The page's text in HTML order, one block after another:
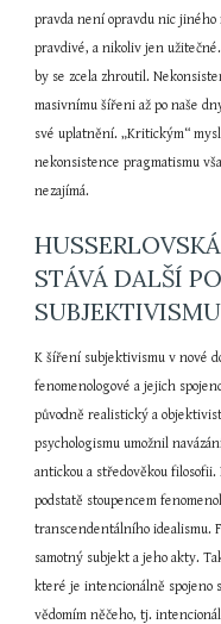
pravda není opravdu nic
pravdivé, a nikoliv jen
by se zcela zhroutil.
masivnímu šířeni až po naše
své uplatnění. „Kritickým“
nekonsistence pragmatismu
nezajímá.
STÁVÁ DALŠÍ
SUBJEKTIVISMU
K šíření subjektivismu v nové
fenomenologové a jejich
původně realistický a
psychologismu umožnil
antickou a středověkou
podstatě stoupencem
transcendentálního idealismu.
samotný subjekt a jeho akty.
které je intencionálně spojeno
vědomím něčeho, tj.